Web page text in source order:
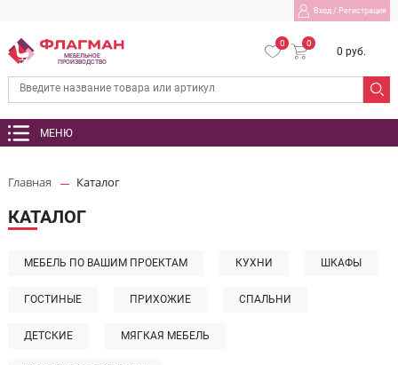
Вход/ Регистрация
МЕБЕЛЬНОЕ
ПРОИЗВОДСТВО
0 0
0 руб.
МЕНЮ
Главная Каталог
КАТАЛОГ
МЕБЕЛЬ ПО ВАШИМ ПРОЕКТАМ КУХНИ ШКАФЫ
ГОСТИНЫЕ ПРИХОЖИЕ СПАЛЬНИ
ДЕТСКИЕ МЯГКАЯ МЕБЕЛЬ